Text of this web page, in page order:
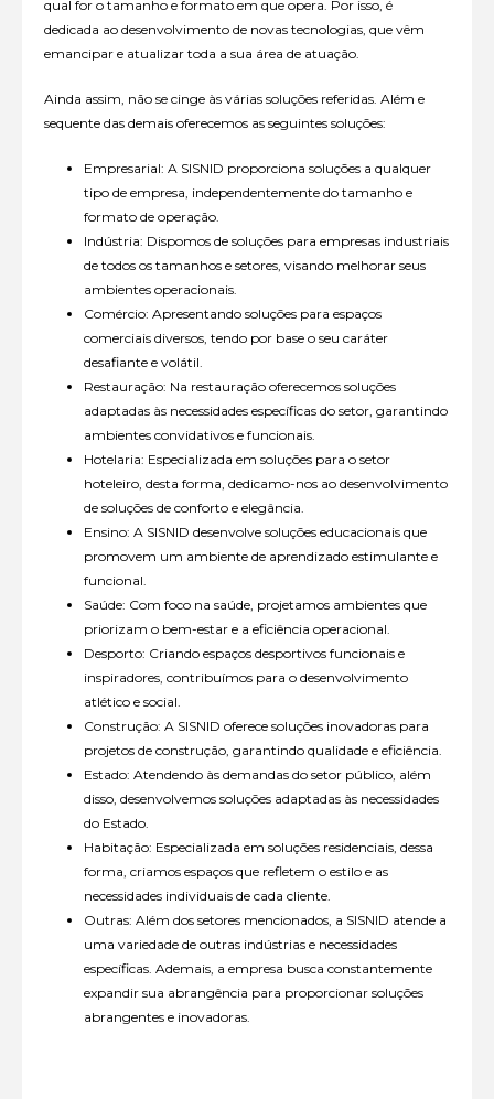
qual for o tamanho e formato em que opera. Por isso, é
dedicada ao desenvolvimento de novas tecnologias, que vêm
emancipar e atualizar toda a sua área de atuação.
Ainda assim, não se cinge às várias soluções referidas. Além e
sequente das demais oferecemos as seguintes soluções:
Empresarial: A SISNID proporciona soluções a qualquer
tipo de empresa, independentemente do tamanho e
formato de operação.
Indústria: Dispomos de soluções para empresas industriais
de todos os tamanhos e setores, visando melhorar seus
ambientes operacionais.
Comércio: Apresentando soluções para espaços
comerciais diversos, tendo por base o seu caráter
desafiante e volátil.
Restauração: Na restauração oferecemos soluções
adaptadas às necessidades específicas do setor, garantindo
ambientes convidativos e funcionais.
Hotelaria: Especializada em soluções para o setor
hoteleiro, desta forma, dedicamo-nos ao desenvolvimento
de soluções de conforto e elegância.
Ensino: A SISNID desenvolve soluções educacionais que
promovem um ambiente de aprendizado estimulante e
funcional.
Saúde: Com foco na saúde, projetamos ambientes que
priorizam o bem-estar e a eficiência operacional.
Desporto: Criando espaços desportivos funcionais e
inspiradores, contribuímos para o desenvolvimento
atlético e social.
Construção: A SISNID oferece soluções inovadoras para
projetos de construção, garantindo qualidade e eficiência.
Estado: Atendendo às demandas do setor público, além
disso, desenvolvemos soluções adaptadas às necessidades
do Estado.
Habitação: Especializada em soluções residenciais, dessa
forma, criamos espaços que refletem o estilo e as
necessidades individuais de cada cliente.
Outras: Além dos setores mencionados, a SISNID atende a
uma variedade de outras indústrias e necessidades
específicas. Ademais, a empresa busca constantemente
expandir sua abrangência para proporcionar soluções
abrangentes e inovadoras.